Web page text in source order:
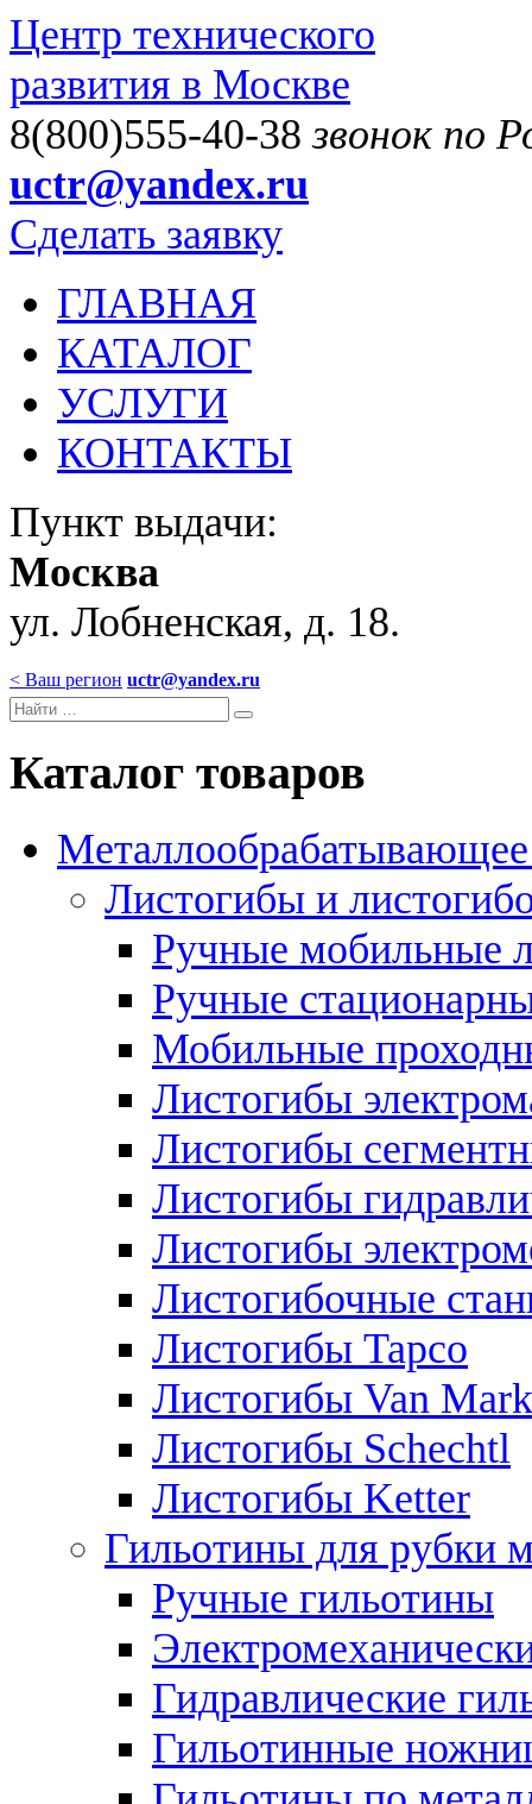
Центр технического
развития в Москве
8(800)555-40-38звонок по
uctr@yandex.ru
Сделать заявку
ГЛАВНАЯ
КАТАЛОГ
УСЛУГИ
КОНТАКТЫ
Пункт выдачи:
Москва
ул. Лобненская, д. 18.
< Ваш регион uctr@yandex.ru
Каталог товаров
Металлообрабатывающее
Листогибы и
Ручные мобильные
Ручные
Мобильные
Листогибы
Листогибы
Листогибы
Листогибы
Листогибочные
Листогибы Tapco
Листогибы Van Mark
Листогибы Schechtl
Листогибы Ketter
Гильотины для рубки
Ручные гильотины
Гидравлические
Гильотинные